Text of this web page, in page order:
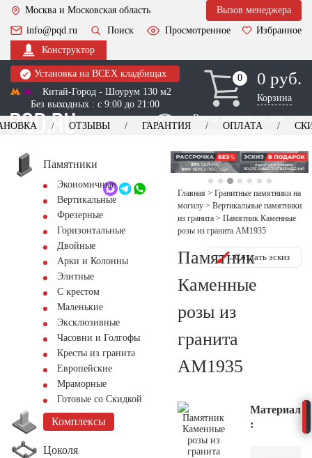
Москва и Московская область
Вызов менеджера
info@pqd.ru
Поиск Просмотренное
Избранное
Конструктор
Установка на ВСЕХ кладбищах
Китай-Город - Шоурум 130 м2
Без выходных : с 9:00 до 21:00
0
0 0 руб.
Корзина
Выезд менеджера для
оформления заказа
+7 (495) 518-44-23
Обратный звонок
ОТЗЫВЫ ГАРАНТИЯ ОПЛАТА
Памятники
Экономичные
Вертикальные
Фрезерные
Горизонтальные
Двойные
Арки и Колонны
Элитные
С крестом
Маленькие
Эксклюзивные
Часовни и Голгофы
Кресты из гранита
Европейские
Мраморные
Готовые со Скидкой
Комплексы
Цоколя
Главная > Гранитные памятники на
могилу > Вертикальные памятники
из гранита > Памятник Каменные
розы из гранита AM1935
Памятник
Каменные
розы из
гранита
AM1935
Создать эскиз
Материал
: